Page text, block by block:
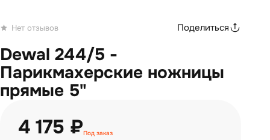
Нет отзывов Поделиться
Dewal 244/5 -
Парикмахерские ножницы
прямые 5"
4 175 ₽Под заказ